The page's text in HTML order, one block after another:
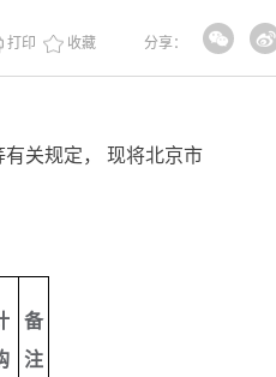
分享：
打印 收藏
关规定， 现将北京市
备
注